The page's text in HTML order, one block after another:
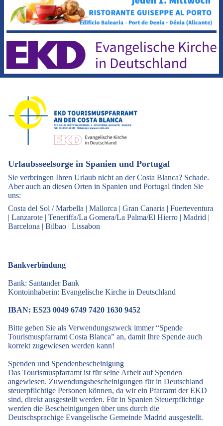
Urlaubsseelsorge in Spanien und Portugal
Sie verbringen Ihren Urlaub nicht an der Costa Blanca? Schade.
Aber auch an diesen Orten in Spanien und Portugal finden Sie
uns:
Costa del Sol / Marbella | Mallorca | Gran Canaria | Fuerteventura
| Lanzarote | Teneriffa/La Gomera/La Palma/El Hierro | Madrid |
Barcelona | Bilbao | Lissabon
Bankverbindung
Bank: Santander Bank
Kontoinhaberin: Evangelische Kirche in Deutschland
IBAN: ES23 0049 6749 7420 1630 9452
Bitte geben Sie als Verwendungszweck immer “Spende
Tourismuspfarramt Costa Blanca” an, damit Ihre Spende auch
korrekt zugewiesen werden kann!
Spenden und Spendenbescheinigung
Das Tourismuspfarramt ist für seine Arbeit auf Spenden
angewiesen. Zuwendungsbescheinigungen für in Deutschland
steuerpflichtige Personen können, da wir ein Pfarramt der EKD
sind, direkt ausgestellt werden. Für in Spanien Steuerpflichtige
werden die Bescheinigungen über uns durch die
Deutschsprachige Evangelische Gemeinde Madrid ausgestellt.